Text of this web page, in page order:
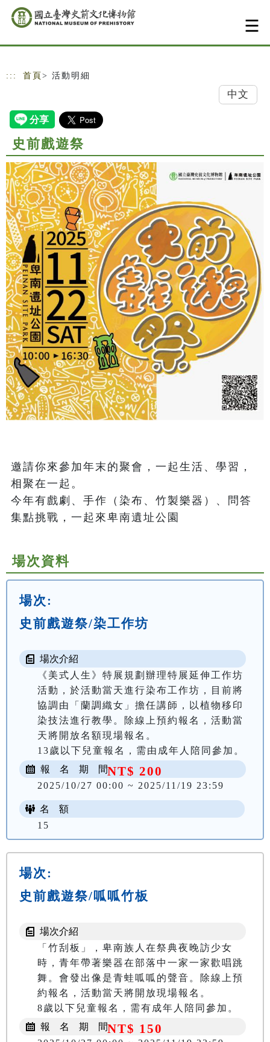
跳到主要內容
網站導覽
::: 首頁 > 活動明細
中文
史前戲遊祭
邀請你來參加年末的聚會，一起生活、學習，
相聚在一起。
今年有戲劇、手作（染布、竹製樂器）、問答
集點挑戰，一起來卑南遺址公園
場次資料
場次:
史前戲遊祭/染工作坊
NT$ 200
場次介紹
《美式人生》特展規劃辦理特展延伸工作坊
活動，於活動當天進行染布工作坊，目前將
協調由「蘭調織女」擔任講師，以植物移印
染技法進行教學。除線上預約報名，活動當
天將開放名額現場報名。
13歲以下兒童報名，需由成年人陪同參加。
報 名 期 間
2025/10/27 00:00 ~ 2025/11/19 23:59
名 額
15
場次:
史前戲遊祭/呱呱竹板
NT$ 150
場次介紹
「竹刮板」，卑南族人在祭典夜晚訪少女
時，青年帶著樂器在部落中一家一家歡唱跳
舞。會發出像是青蛙呱呱的聲音。除線上預
約報名，活動當天將開放現場報名。
8歲以下兒童報名，需有成年人陪同參加。
報 名 期 間